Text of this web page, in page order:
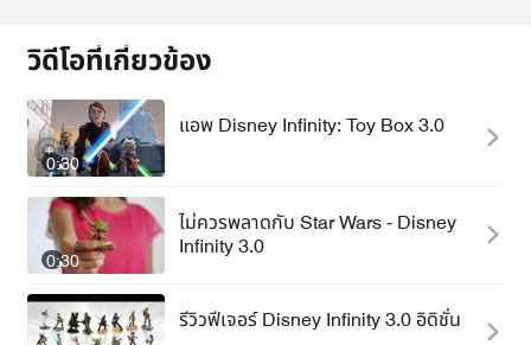
วิดีโอที่เกี่ยวข้อง
0:30
แอพ Disney Infinity: Toy Box 3.0
0:30
ไม่ควรพลาดกับ Star Wars - Disney
Infinity 3.0
รีวิวฟีเจอร์ Disney Infinity 3.0 อิดิชั่น